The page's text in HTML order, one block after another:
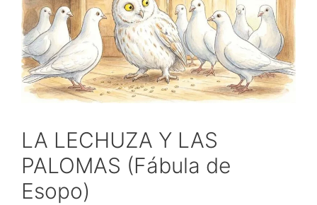
LA LECHUZA Y LAS
PALOMAS (Fábula de
Esopo)